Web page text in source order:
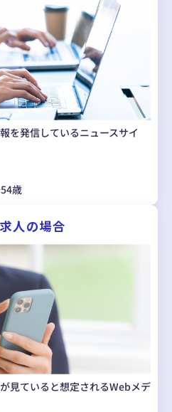
を発信しているニュースサイ
歳
人の場合
見ていると想定されるWebメデ